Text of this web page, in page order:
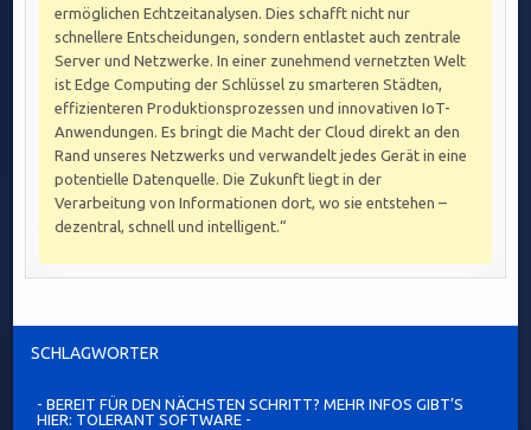
ermöglichen Echtzeitanalysen. Dies schafft nicht nur
schnellere Entscheidungen, sondern entlastet auch zentrale
Server und Netzwerke. In einer zunehmend vernetzten Welt
ist Edge Computing der Schlüssel zu smarteren Städten,
effizienteren Produktionsprozessen und innovativen IoT-
Anwendungen. Es bringt die Macht der Cloud direkt an den
Rand unseres Netzwerks und verwandelt jedes Gerät in eine
potentielle Datenquelle. Die Zukunft liegt in der
Verarbeitung von Informationen dort, wo sie entstehen –
dezentral, schnell und intelligent.“
SCHLAGWÖRTER
- BEREIT FÜR DEN NÄCHSTEN SCHRITT? MEHR INFOS GIBT’S
HIER: TOLERANT SOFTWARE -